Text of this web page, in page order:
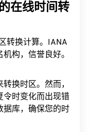
在线时间转
转换计算。IANA
构，信誉良好。
换时区。然而，
令时变化而出现错
据库，确保您的时